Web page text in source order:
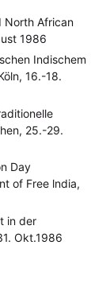
North African
1986
Indischem
16.-18.
25.-29.
Day
of Free lndia,
in der
Okt.1986